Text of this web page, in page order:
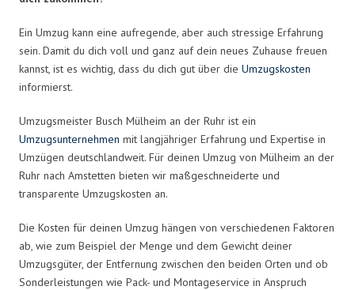
Ein Umzug kann eine aufregende, aber auch stressige Erfahrung
sein. Damit du dich voll und ganz auf dein neues Zuhause freuen
kannst, ist es wichtig, dass du dich gut über die Umzugskosten
informierst.
Umzugsmeister Busch Mülheim an der Ruhr ist ein
Umzugsunternehmen mit langjähriger Erfahrung und Expertise in
Umzügen deutschlandweit. Für deinen Umzug von Mülheim an der
Ruhr nach Amstetten bieten wir maßgeschneiderte und
transparente Umzugskosten an.
Die Kosten für deinen Umzug hängen von verschiedenen Faktoren
ab, wie zum Beispiel der Menge und dem Gewicht deiner
Umzugsgüter, der Entfernung zwischen den beiden Orten und ob
Sonderleistungen wie Pack- und Montageservice in Anspruch